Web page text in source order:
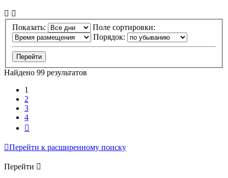
Показать:
Поле сортировки:
Порядок:
Найдено 99 результатов
1
2
3
4
Перейти к расширенному поиску
Перейти